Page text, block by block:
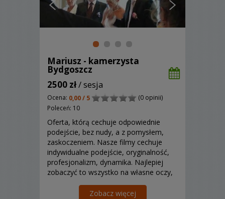
Mariusz - kamerzysta
Bydgoszcz
2500 zł/ sesja
Ocena: 0,00 / 5
(0 opinii)
Poleceń: 10
Oferta, którą cechuje odpowiednie
podejście, bez nudy, a z pomysłem,
zaskoczeniem. Nasze filmy cechuje
indywidualne podejście, oryginalność,
profesjonalizm, dynamika. Najlepiej
zobaczyć to wszystko na własne oczy,
Zobacz więcej